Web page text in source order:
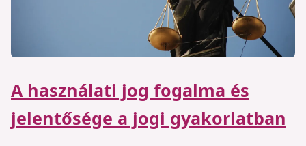
A használati jog fogalma és
jelentősége a jogi gyakorlatban